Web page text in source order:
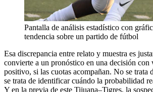
Pantalla de análisis estadístico con
tendencia sobre un partido de fútbol
Esa discrepancia entre relato y muestra es
convierte a un pronóstico en una decisión con
positivo, si las cuotas acompañan. No se trata
se trata de identificar cuándo la probabilidad
Y en la previa de este Tijuana–Tigres, la